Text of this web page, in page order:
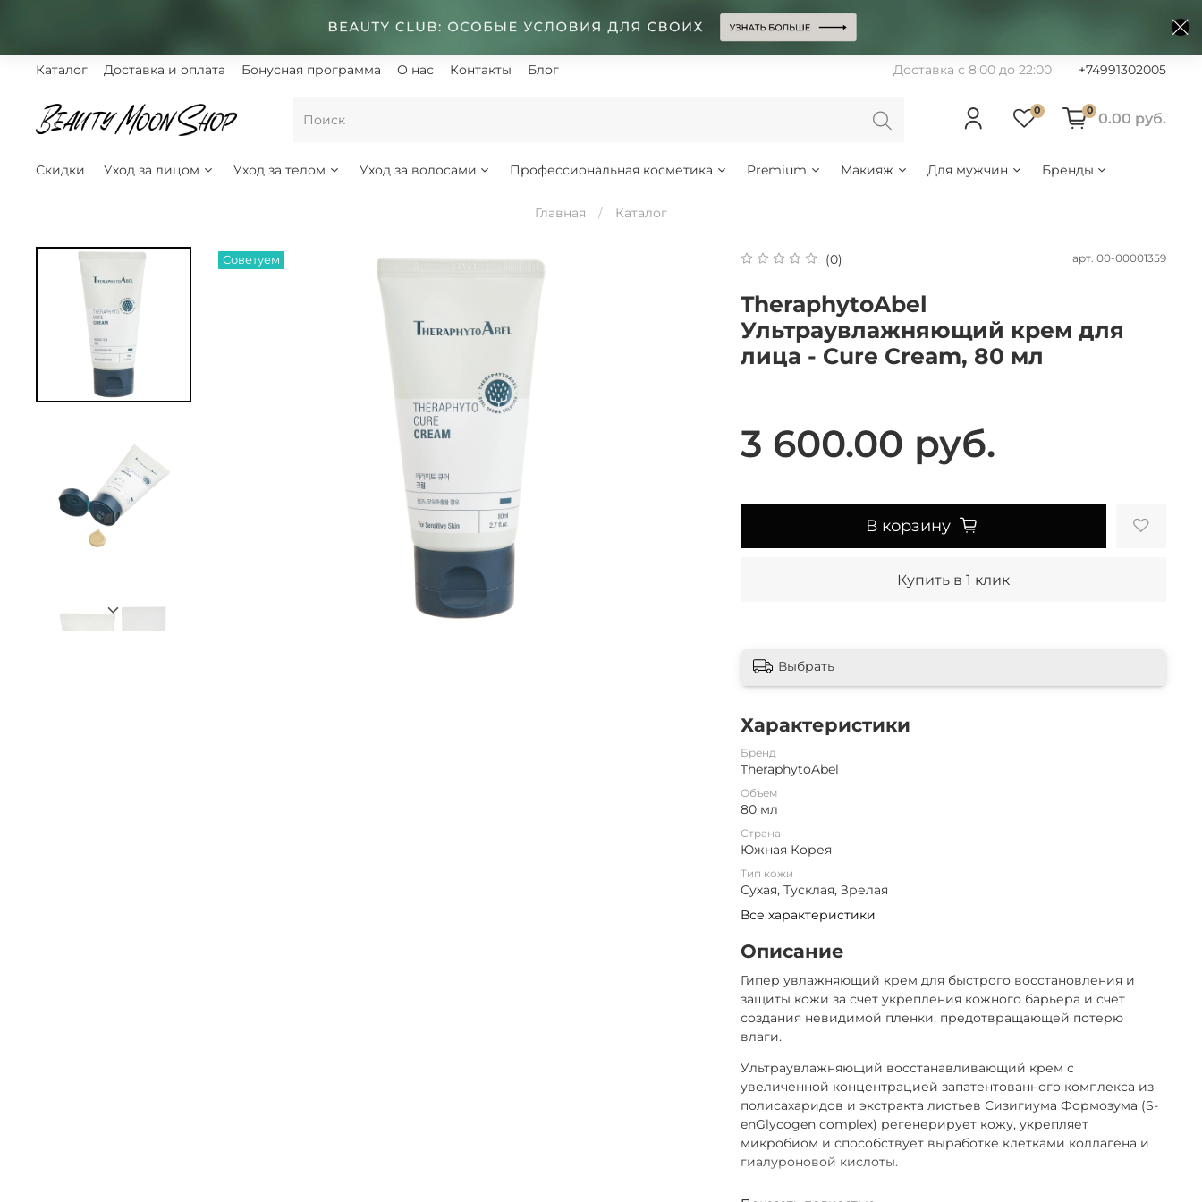
Каталог Доставка и оплата Бонусная программа О нас Контакты Блог Доставка с 8:00 до 22:00 +74991302005
0 0 0.00 руб.
Скидки Уход за лицом Уход за телом Уход за волосами Профессиональная косметика Premium Макияж Для мужчин Бренды
Главная Каталог
Советуем (0) арт. 00-00001359
TheraphytoAbel
Ультраувлажняющий крем для
лица - Cure Cream, 80 мл
3 600.00 руб.
В корзину
Купить в 1 клик
Выбрать
Характеристики
Бренд
TheraphytoAbel
Объем
80 мл
Страна
Южная Корея
Тип кожи
Сухая, Тусклая, Зрелая
Все характеристики
Описание
Гипер увлажняющий крем для быстрого восстановления и
защиты кожи за счет укрепления кожного барьера и счет
создания невидимой пленки, предотвращающей потерю
влаги.
Ультраувлажняющий восстанавливающий крем с
увеличенной концентрацией запатентованного комплекса из
полисахаридов и экстракта листьев Сизигиума Формозума (S-
enGlycogen complex) регенерирует кожу, укрепляет
микробиом и способствует выработке клетками коллагена и
гиалуроновой кислоты.